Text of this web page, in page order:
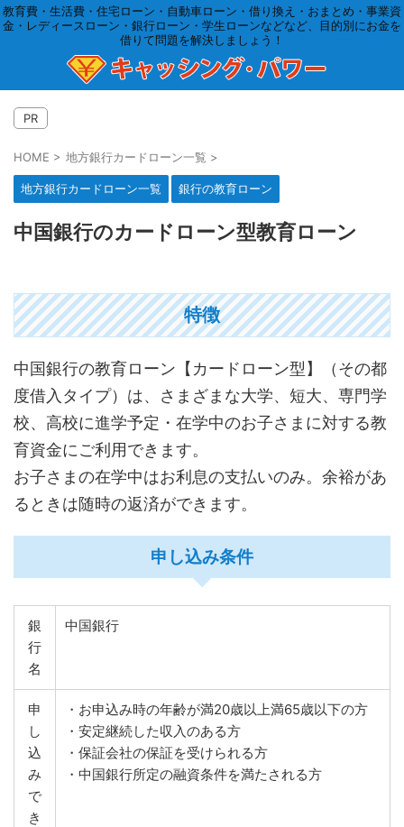
教育費・生活費・住宅ローン・自動車ローン・借り換え・おまとめ・事業資
金・レディースローン・銀行ローン・学生ローンなどなど、目的別にお金を
借りて問題を解決しましょう！
PR
HOME > 地方銀行カードローン一覧 >
地方銀行カードローン一覧 銀行の教育ローン
中国銀行のカードローン型教育ローン
特徴
中国銀行の教育ローン【カードローン型】（その都
度借入タイプ）は、さまざまな大学、短大、専門学
校、高校に進学予定・在学中のお子さまに対する教
育資金にご利用できます。
お子さまの在学中はお利息の支払いのみ。余裕があ
るときは随時の返済ができます。
申し込み条件
銀
行
名
中国銀行
申
し
込
み
で
き
・お申込み時の年齢が満20歳以上満65歳以下の方
・安定継続した収入のある方
・保証会社の保証を受けられる方
・中国銀行所定の融資条件を満たされる方